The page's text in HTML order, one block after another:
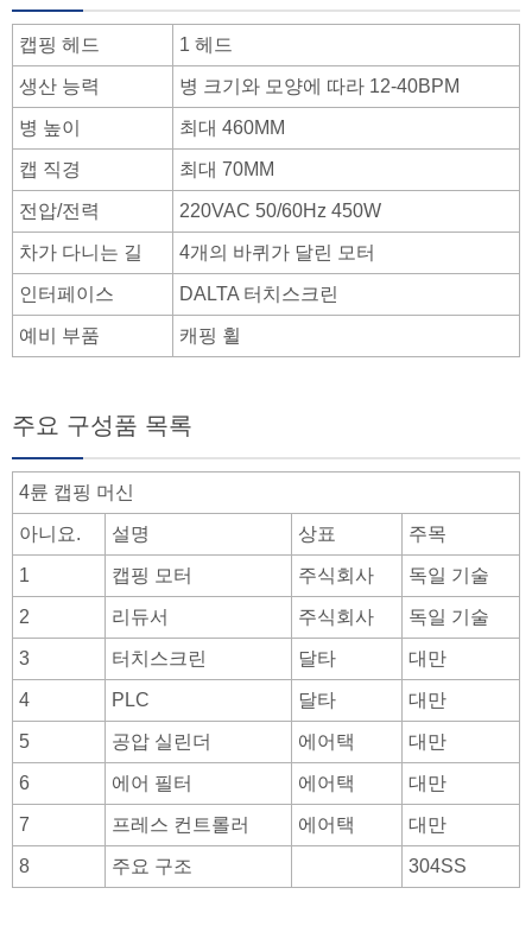
캡핑 헤드 1 헤드
생산 능력 병 크기와 모양에 따라 12-40BPM
병 높이 최대 460MM
캡 직경 최대 70MM
전압/전력 220VAC 50/60Hz 450W
차가 다니는 길 4개의 바퀴가 달린 모터
인터페이스 DALTA 터치스크린
예비 부품 캐핑 휠
주요 구성품 목록
4륜 캡핑 머신
아니요. 설명 상표 주목
1 캡핑 모터 주식회사 독일 기술
2 리듀서 주식회사 독일 기술
3 터치스크린 달타 대만
4 PLC 달타 대만
5 공압 실린더 에어택 대만
6 에어 필터 에어택 대만
7 프레스 컨트롤러 에어택 대만
8 주요 구조 304SS